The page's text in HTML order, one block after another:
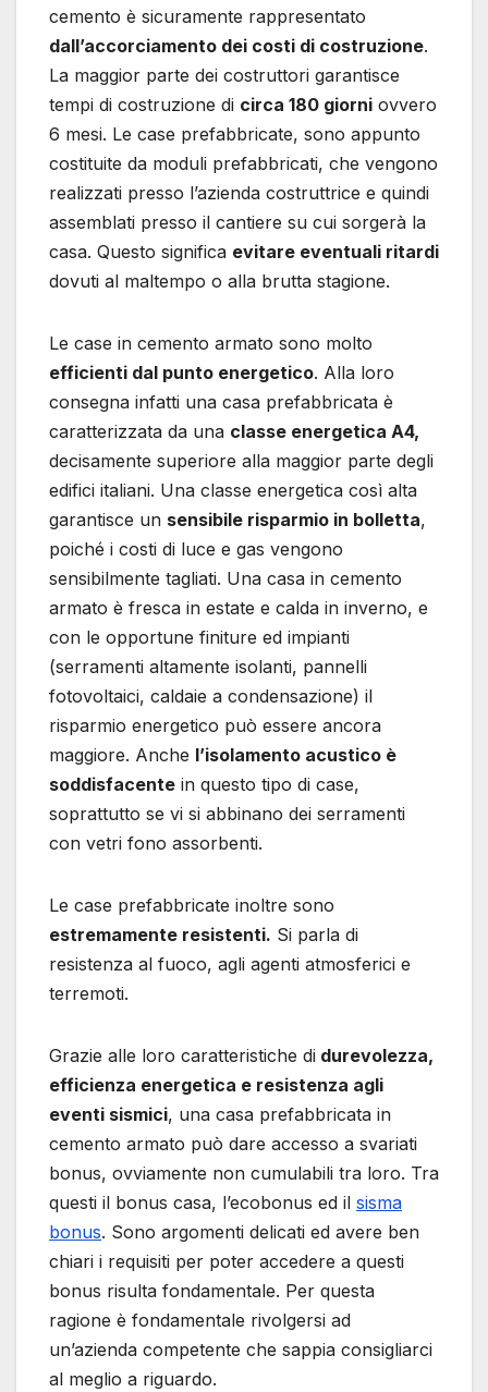
cemento è sicuramente rappresentato
dall’accorciamento dei costi di costruzione.
La maggior parte dei costruttori garantisce
tempi di costruzione di circa 180 giorni ovvero
6 mesi. Le case prefabbricate, sono appunto
costituite da moduli prefabbricati, che vengono
realizzati presso l’azienda costruttrice e quindi
assemblati presso il cantiere su cui sorgerà la
casa. Questo significa evitare eventuali ritardi
dovuti al maltempo o alla brutta stagione.
Le case in cemento armato sono molto
efficienti dal punto energetico. Alla loro
consegna infatti una casa prefabbricata è
caratterizzata da una classe energetica A4,
decisamente superiore alla maggior parte degli
edifici italiani. Una classe energetica così alta
garantisce un sensibile risparmio in bolletta,
poiché i costi di luce e gas vengono
sensibilmente tagliati. Una casa in cemento
armato è fresca in estate e calda in inverno, e
con le opportune finiture ed impianti
(serramenti altamente isolanti, pannelli
fotovoltaici, caldaie a condensazione) il
risparmio energetico può essere ancora
maggiore. Anche l’isolamento acustico è
soddisfacente in questo tipo di case,
soprattutto se vi si abbinano dei serramenti
con vetri fono assorbenti.
Le case prefabbricate inoltre sono
estremamente resistenti. Si parla di
resistenza al fuoco, agli agenti atmosferici e
terremoti.
Grazie alle loro caratteristiche di durevolezza,
efficienza energetica e resistenza agli
eventi sismici, una casa prefabbricata in
cemento armato può dare accesso a svariati
bonus, ovviamente non cumulabili tra loro. Tra
questi il bonus casa, l’ecobonus ed il sisma
bonus. Sono argomenti delicati ed avere ben
chiari i requisiti per poter accedere a questi
bonus risulta fondamentale. Per questa
ragione è fondamentale rivolgersi ad
un’azienda competente che sappia consigliarci
al meglio a riguardo.